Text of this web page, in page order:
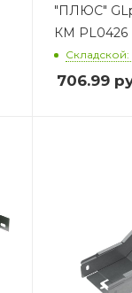
"ПЛЮС"
КМ PL0426
Складской:
706.99